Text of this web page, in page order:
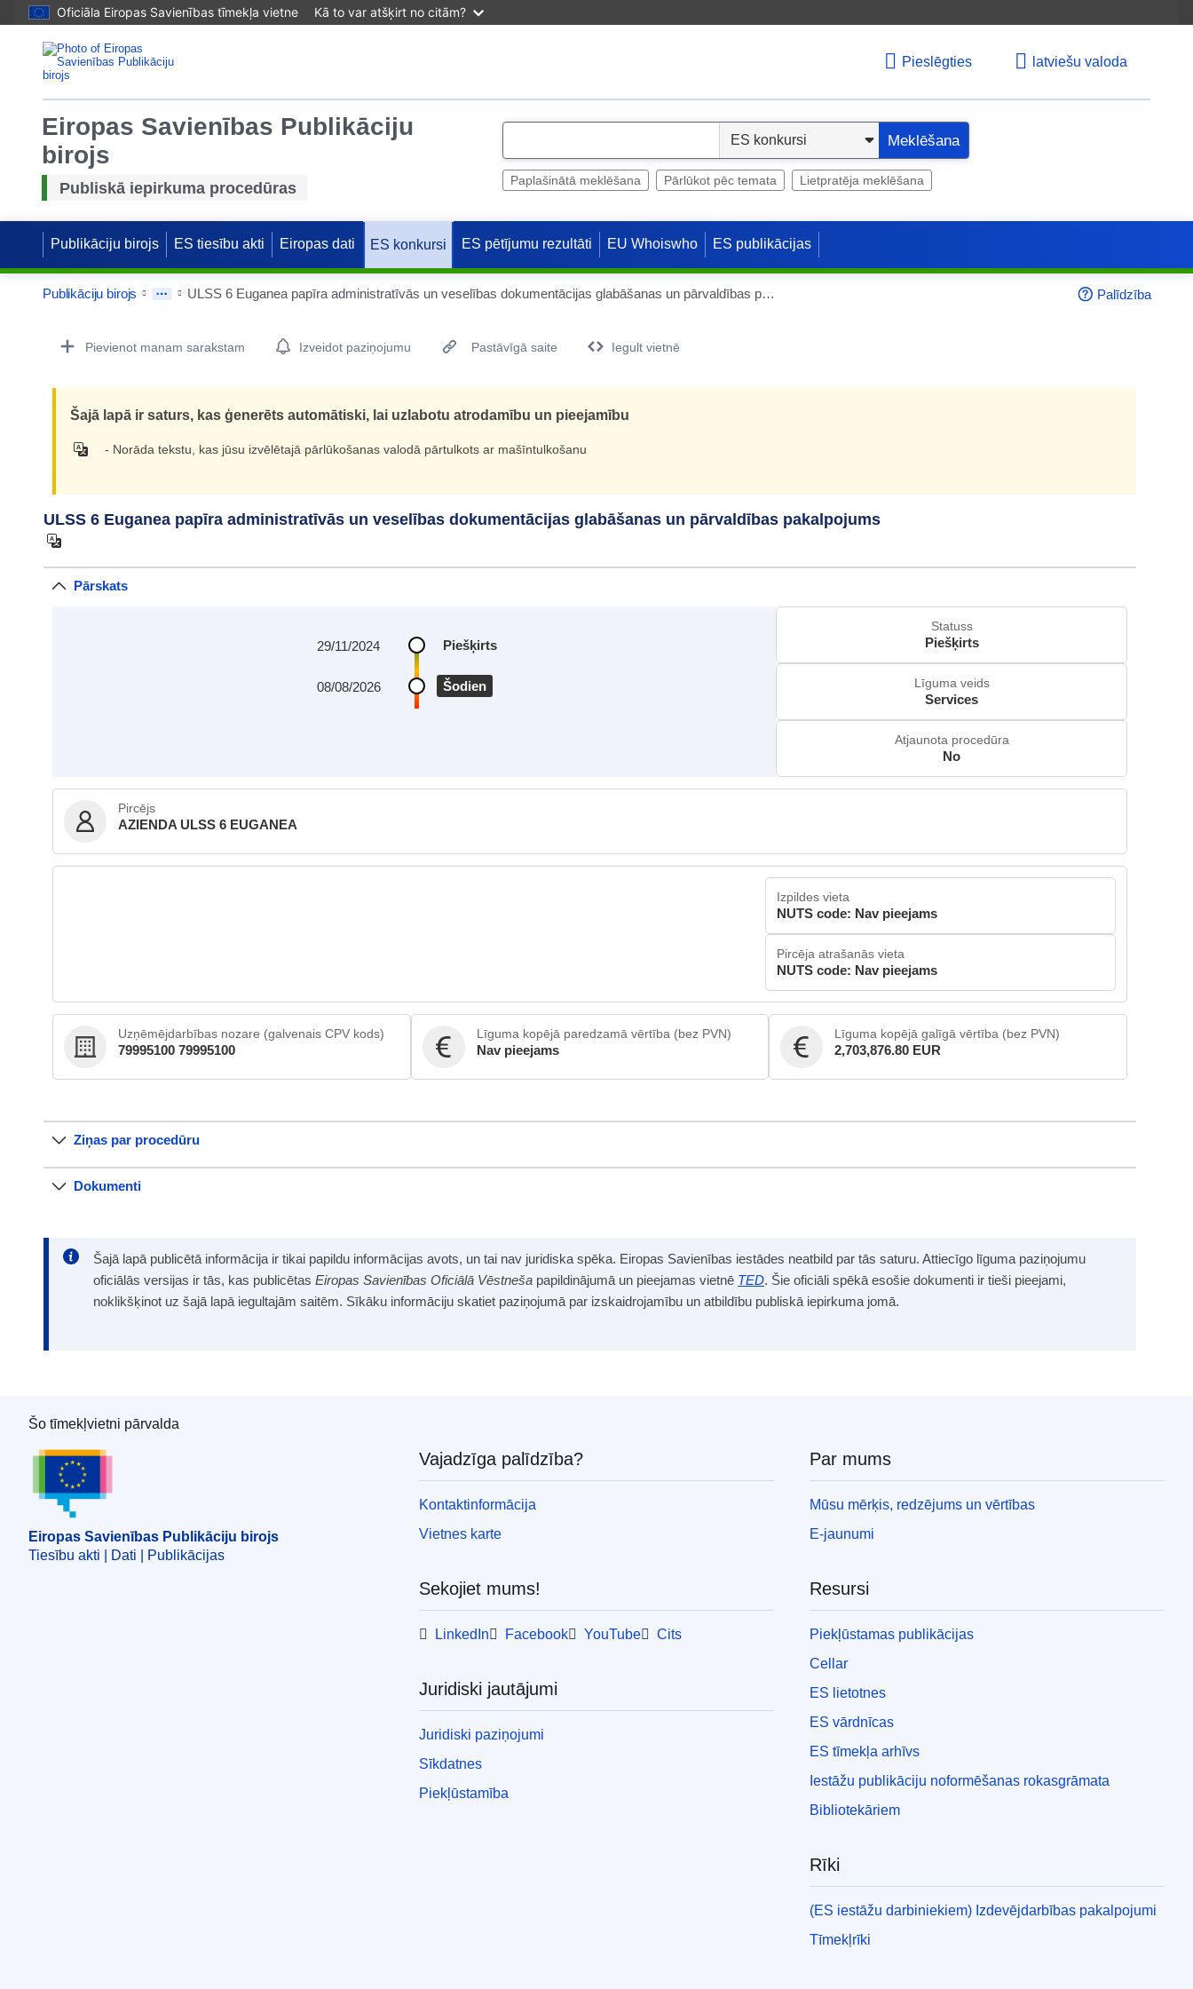
Oficiāla Eiropas Savienības tīmekļa vietne Kā to var atšķirt no citām?
Pieslēgties latviešu valoda
Eiropas Savienības Publikāciju
birojs
Publiskā iepirkuma procedūras
e
c
t
Meklēšana
Paplašinātā meklēšana Pārlūkot pēc temata Lietpratēja meklēšana
Publikāciju birojs ES tiesību akti Eiropas dati ES konkursi ES pētījumu rezultāti EU Whoiswho ES publikācijas
Publikāciju birojs ULSS 6 Euganea papīra administratīvās un veselības dokumentācijas glabāšanas un pārvaldības pakalpojums Palīdzība
Procurement Detail Actions Portlet
Pievienot manam sarakstam Izveidot paziņojumu Pastāvīgā saite Iegult vietnē
Šajā lapā ir saturs, kas ģenerēts automātiski, lai uzlabotu atrodamību un pieejamību
- Norāda tekstu, kas jūsu izvēlētajā pārlūkošanas valodā pārtulkots ar mašīntulkošanu
ULSS 6 Euganea papīra administratīvās un veselības dokumentācijas glabāšanas un pārvaldības pakalpojums
Pārskats
Piešķirts
29/11/2024
Šodien
08/08/2026
Statuss
Piešķirts
Līguma veids
Services
Atjaunota procedūra
No
Pircējs
AZIENDA ULSS 6 EUGANEA
Izpildes vieta
NUTS code: Nav pieejams
Pircēja atrašanās vieta
NUTS code: Nav pieejams
Uzņēmējdarbības nozare (galvenais CPV kods)
79995100 79995100
Līguma kopējā paredzamā vērtība (bez PVN)
Nav pieejams
Līguma kopējā galīgā vērtība (bez PVN)
2,703,876.80 EUR
Ziņas par procedūru
Dokumenti
Šajā lapā publicētā informācija ir tikai papildu informācijas avots, un tai nav juridiska spēka. Eiropas Savienības iestādes neatbild par tās saturu. Attiecīgo līguma paziņojumu
oficiālās versijas ir tās, kas publicētas Eiropas Savienības Oficiālā Vēstneša papildinājumā un pieejamas vietnē TED. Šie oficiāli spēkā esošie dokumenti ir tieši pieejami,
noklikšķinot uz šajā lapā iegultajām saitēm. Sīkāku informāciju skatiet paziņojumā par izskaidrojamību un atbildību publiskā iepirkuma jomā.
Eiropas Savienības Publikāciju birojs
Šo tīmekļvietni pārvalda
Eiropas Savienības Publikāciju birojs
Tiesību akti | Dati | Publikācijas
Vajadzīga palīdzība?
Kontaktinformācija
Vietnes karte
Sekojiet mums!
LinkedIn Facebook YouTube Cits
Juridiski jautājumi
Juridiski paziņojumi
Sīkdatnes
Piekļūstamība
Par mums
Mūsu mērķis, redzējums un vērtības
E-jaunumi
Resursi
Piekļūstamas publikācijas
Cellar
ES lietotnes
ES vārdnīcas
ES tīmekļa arhīvs
Iestāžu publikāciju noformēšanas rokasgrāmata
Bibliotekāriem
Rīki
(ES iestāžu darbiniekiem) Izdevējdarbības pakalpojumi
Tīmekļrīki